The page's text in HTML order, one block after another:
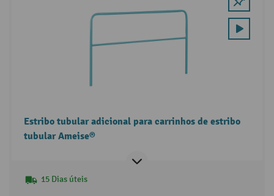
Estribo tubular adicional para carrinhos de estribo
tubular Ameise®
15 Dias úteis